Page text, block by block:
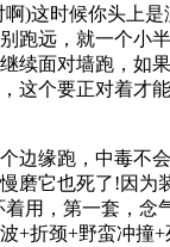
)这时候你头上
跑远，就一个小
续面对墙跑，如
这个要正对着才
边缘跑，中毒不
磨它也死了!因为
用，第一套，念
+折颈+野蛮冲撞